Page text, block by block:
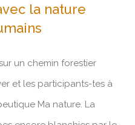
avec la nature
humains
la nature
un chemin forestier
et les participants-tes à
Ma nature. La